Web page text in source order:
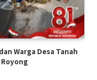
Warga Desa Tanah